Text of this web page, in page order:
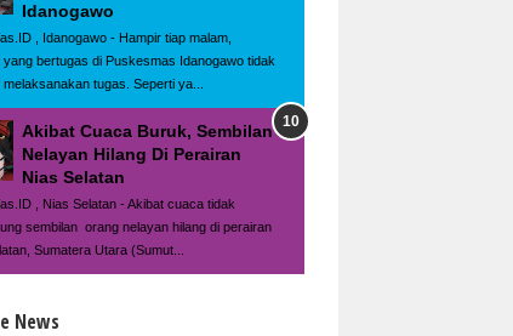
Idanogawo
, Idanogawo - Hampir tiap malam,
yang bertugas di Puskesmas Idanogawo tidak
tugas. Seperti ya...
Akibat Cuaca Buruk, Sembilan
Nelayan Hilang Di Perairan
Nias Selatan
, Nias Selatan - Akibat cuaca tidak
sembilan orang nelayan hilang di perairan
Sumatera Utara (Sumut...
News